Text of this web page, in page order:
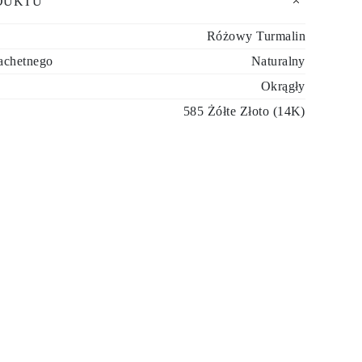
Różowy Turmalin
Naturalny
Okrągły
585 Żółte Złoto (14K)